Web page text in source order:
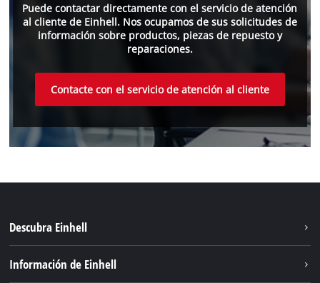
Puede contactar directamente con el servicio de atención
al cliente de Einhell. Nos ocupamos de sus solicitudes de
información sobre productos, piezas de repuesto y
reparaciones.
Contacte con el servicio de atención al cliente
Descubra Einhell
Información de Einhell